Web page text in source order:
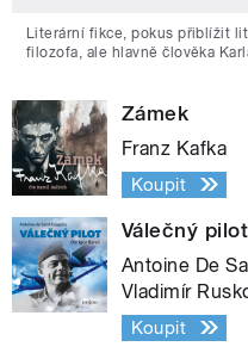
Literární fikce, pokus přiblížit
filozofa, ale hlavně člověka
Zámek
Franz Kafka
Koupit
Válečný pilot
Antoine De
Vladimír
Koupit